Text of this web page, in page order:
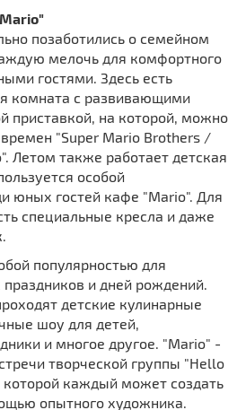
позаботились о семейном
мелочь для комфортного
гостями. Здесь есть
комната с развивающими
приставкой, на которой, можно
времен "Super Mario Brothers /
Летом также работает детская
особой
юных гостей кафе "Mario". Для
специальные кресла и даже
популярностью для
праздников и дней рождений.
детские кулинарные
шоу для детей,
и многое другое. "Mario" -
творческой группы "Hello
каждый может создать
опытного художника.